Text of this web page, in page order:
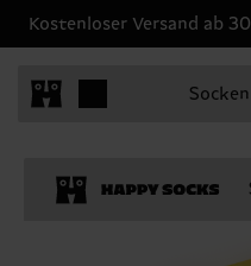
Kostenloser Versand ab
Socken